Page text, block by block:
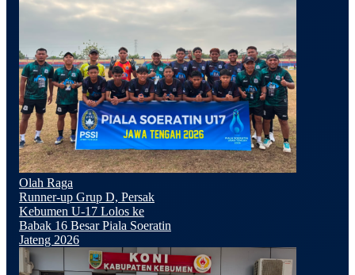
Olah Raga
Runner-up Grup D, Persak
Kebumen U-17 Lolos ke
Babak 16 Besar Piala Soeratin
Jateng 2026